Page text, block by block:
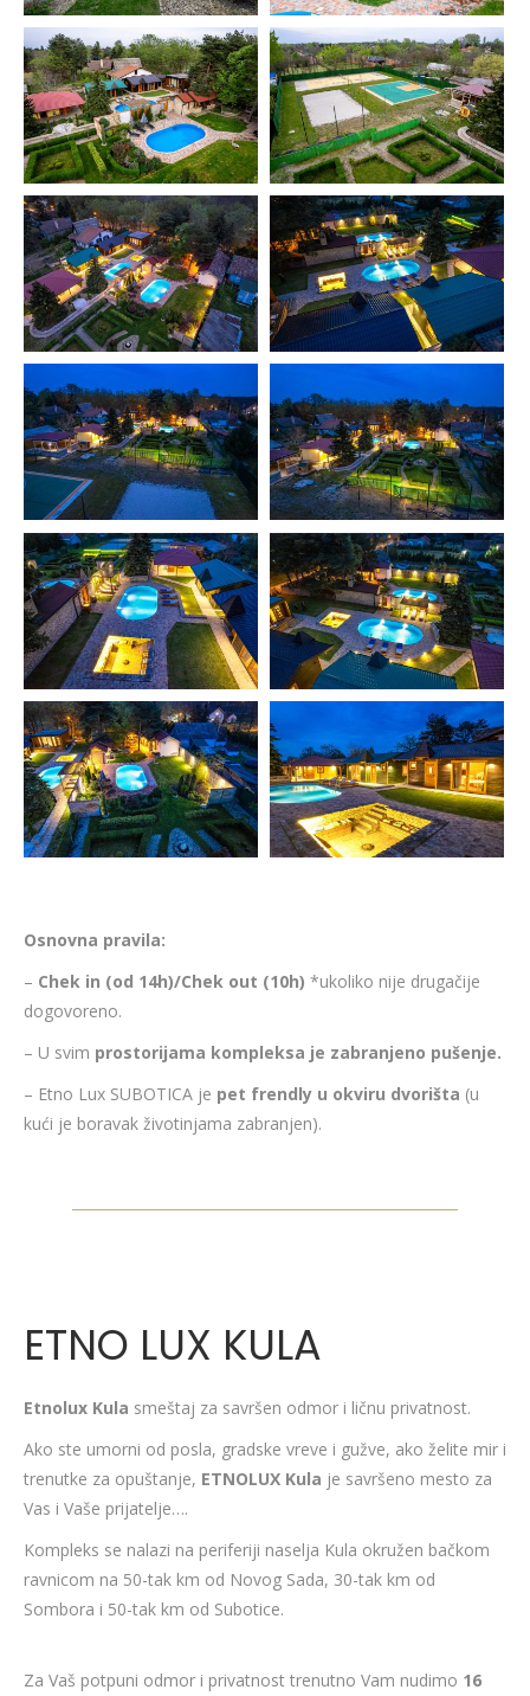
Osnovna pravila:
– Chek in (od 14h)/Chek out (10h) *ukoliko nije drugačije
dogovoreno.
– U svim prostorijama kompleksa je zabranjeno pušenje.
– Etno Lux SUBOTICA je pet frendly u okviru dvorišta (u
kući je boravak životinjama zabranjen).
ETNO LUX KULA
Etnolux Kula smeštaj za savršen odmor i ličnu privatnost.
Ako ste umorni od posla, gradske vreve i gužve, ako želite mir i
trenutke za opuštanje, ETNOLUX Kula je savršeno mesto za
Vas i Vaše prijatelje….
Kompleks se nalazi na periferiji naselja Kula okružen bačkom
ravnicom na 50-tak km od Novog Sada, 30-tak km od
Sombora i 50-tak km od Subotice.
Za Vaš potpuni odmor i privatnost trenutno Vam nudimo 16